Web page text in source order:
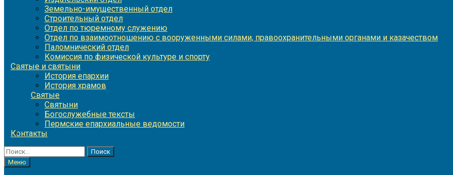
Земельно-имущественный отдел
Строительный отдел
Отдел по тюремному служению
Отдел по взаимоотношению с вооруженными силами, правоохранительными органами и казачеством
Паломнический отдел
Комиссия по физической культуре и спорту
Святые и святыни
История епархии
История храмов
Святые
Святыни
Богослужебные тексты
Пермские епархиальные ведомости
Контакты
Найти:
Меню